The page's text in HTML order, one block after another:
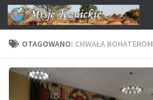
Przejdź do treści
OTAGOWANO: CHWAŁA BOHATEROM